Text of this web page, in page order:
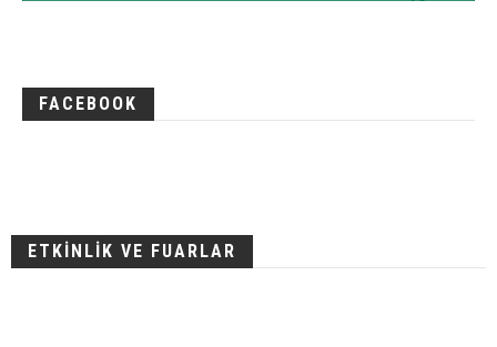
FACEBOOK
ETKİNLİK VE FUARLAR